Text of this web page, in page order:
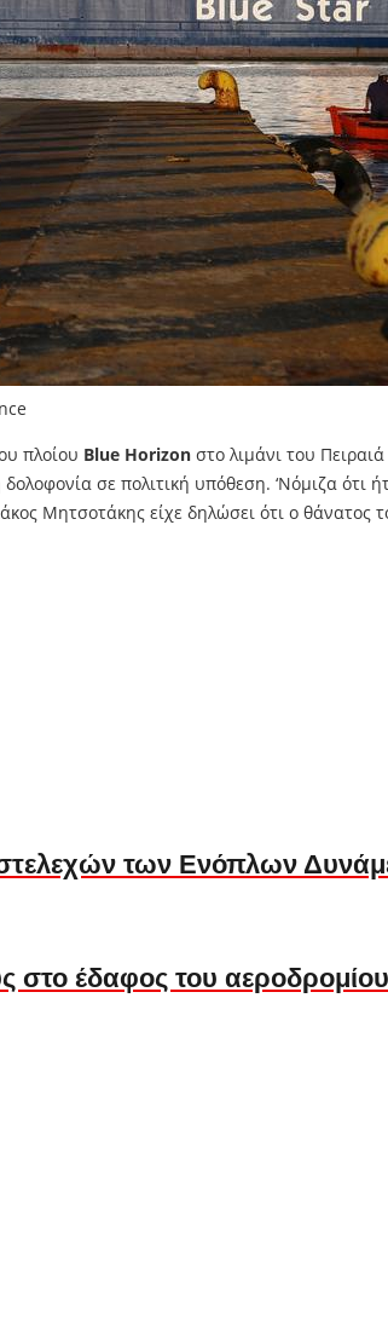
πλοίου Blue Horizon στο λιμάνι του
σε πολιτική υπόθεση. ‘Νόμιζα ότι
Μητσοτάκης είχε δηλώσει ότι ο θάνατος
στελεχών των Ενόπλων
στο έδαφος του αεροδρομίου